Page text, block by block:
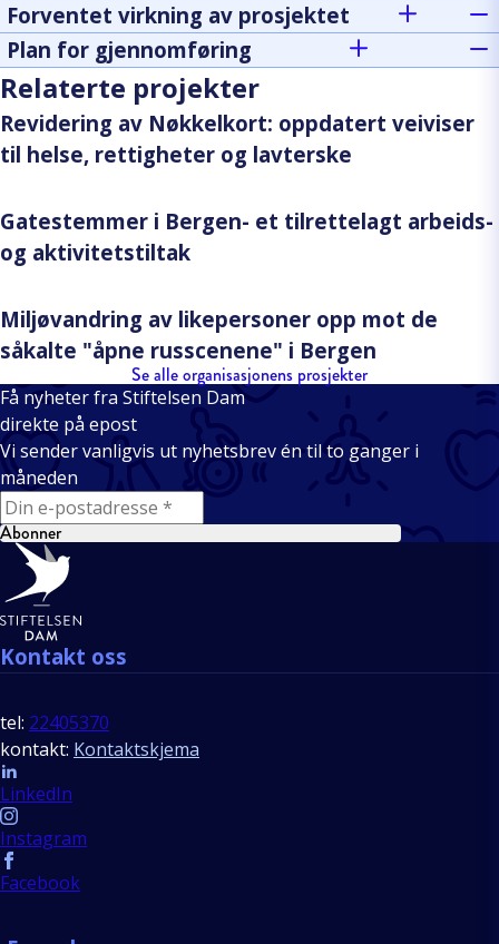
Forventet virkning av prosjektet
Plan for gjennomføring
Relaterte projekter
Revidering av Nøkkelkort: oppdatert veiviser
til helse, rettigheter og lavterske
Gatestemmer i Bergen- et tilrettelagt arbeids-
og aktivitetstiltak
Miljøvandring av likepersoner opp mot de
såkalte "åpne russcenene" i Bergen
Se alle organisasjonens prosjekter
Få nyheter fra Stiftelsen Dam
direkte på epost
Vi sender vanligvis ut nyhetsbrev én til to ganger i
måneden
E-mail
Abonner
Bunntekst
Kontakt oss
tel: 22405370
kontakt: Kontaktskjema
Follow us
LinkedIn
Instagram
Facebook